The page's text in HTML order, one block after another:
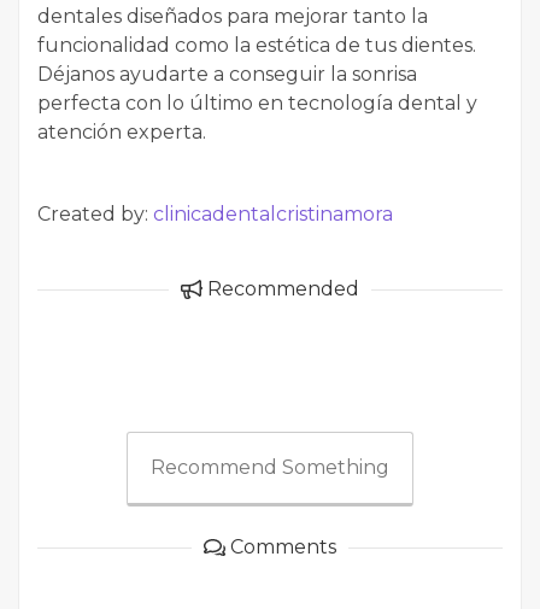
dentales diseñados para mejorar tanto la
funcionalidad como la estética de tus dientes.
Déjanos ayudarte a conseguir la sonrisa
perfecta con lo último en tecnología dental y
atención experta.
Created by: clinicadentalcristinamora
Recommended
Recommend Something
Comments